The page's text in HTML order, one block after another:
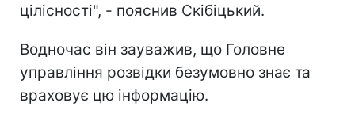
цілісності", - пояснив Скібіцький.
Водночас він зауважив, що Головне
управління розвідки безумовно знає та
враховує цю інформацію.